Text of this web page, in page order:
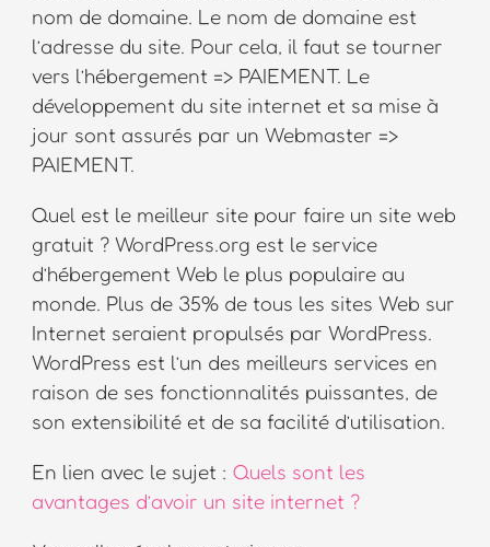
nom de domaine. Le nom de domaine est
l’adresse du site. Pour cela, il faut se tourner
vers l’hébergement => PAIEMENT. Le
développement du site internet et sa mise à
jour sont assurés par un Webmaster =>
PAIEMENT.
Quel est le meilleur site pour faire un site web
gratuit ? WordPress.org est le service
d’hébergement Web le plus populaire au
monde. Plus de 35% de tous les sites Web sur
Internet seraient propulsés par WordPress.
WordPress est l’un des meilleurs services en
raison de ses fonctionnalités puissantes, de
son extensibilité et de sa facilité d’utilisation.
En lien avec le sujet : Quels sont les
avantages d’avoir un site internet ?